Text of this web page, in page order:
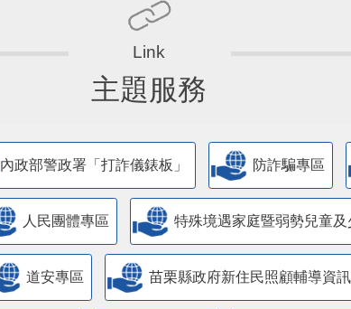
主題服務
內政部警政署「打詐儀錶板」 防詐騙專區
人民團體專區 特殊境遇家庭暨弱勢兒童
道安專區 苗栗縣政府新住民照顧輔導資